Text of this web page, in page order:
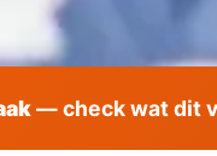
— check wat dit